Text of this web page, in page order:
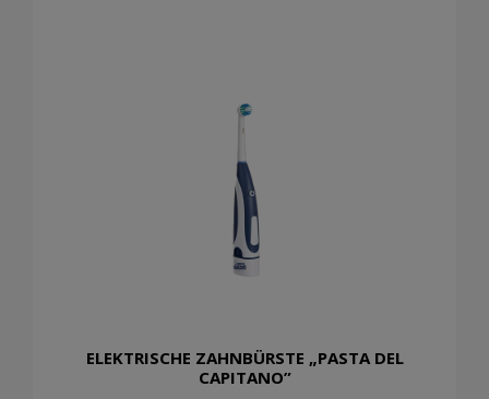
ELEKTRISCHE ZAHNBÜRSTE „PASTA DEL
CAPITANO”